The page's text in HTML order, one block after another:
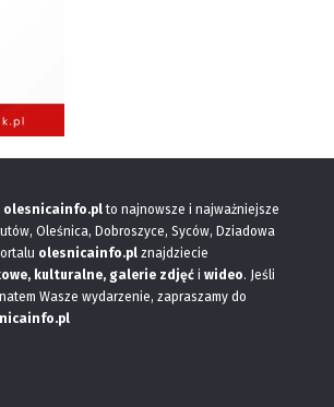
olesnicainfo.plto najnowsze i najważniejsze
Oleśnica, Dobroszyce, Syców, Dziadowa
olesnicainfo.pl znajdziecie
kulturalne, galerie zdjęć i wideo. Jeśli
Wasze wydarzenie, zapraszamy do